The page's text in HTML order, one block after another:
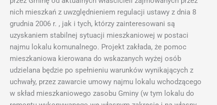
nich mieszkań z uwzględnieniem regulacji ustawy z dnia 8
grudnia 2006 r. , jak i tych, którzy zainteresowani są
uzyskaniem stabilnej sytuacji mieszkaniowej w postaci
najmu lokalu komunalnego. Projekt zakłada, że pomoc
mieszkaniowa kierowana do wskazanych wyżej osób
udzielana będzie po spełnieniu warunków wynikających z
uchwały, przez zawarcie umowy najmu lokalu wchodzącego
w skład mieszkaniowego zasobu Gminy (w tym lokalu do